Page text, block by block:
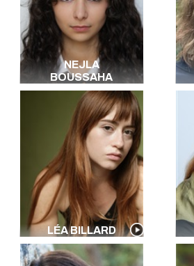
NEJLA
BOUSSAHA
LÉA BILLARD